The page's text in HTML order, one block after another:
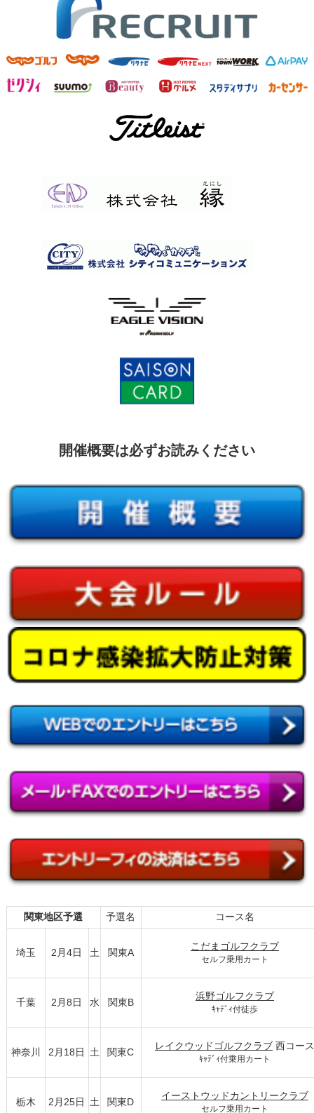
開催概要は必ずお読みください
関東地区予選 予選名 コース名
埼玉 2月4日 土 関東A
こだまゴルフクラブ
セルフ乗用カート
千葉 2月8日 水 関東B
浜野ゴルフクラブ
ｷｬﾃﾞｨ付徒歩
神奈川 2月18日 土 関東C
レイクウッドゴルフクラブ西コース
ｷｬﾃﾞｨ付乗用カート
栃木 2月25日 土 関東D
イーストウッドカントリークラブ
セルフ乗用カート